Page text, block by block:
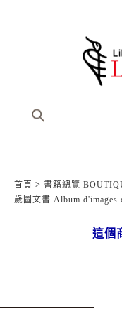
首頁 > 書籍總覽
歲圖文書 Album d'images
這個